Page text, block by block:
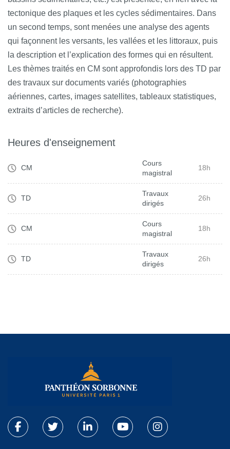
tectonique des plaques et les cycles sédimentaires. Dans
un second temps, sont menées une analyse des agents
qui façonnent les versants, les vallées et les littoraux, puis
la description et l’explication des formes qui en résultent.
Les thèmes traités en CM sont approfondis lors des TD par
des travaux sur documents variés (photographies
aériennes, cartes, images satellites, tableaux statistiques,
extraits d’articles de recherche).
Heures d'enseignement
CM
Cours
magistral
18h
TD
Travaux
dirigés
26h
CM
Cours
magistral
18h
TD
Travaux
dirigés
26h